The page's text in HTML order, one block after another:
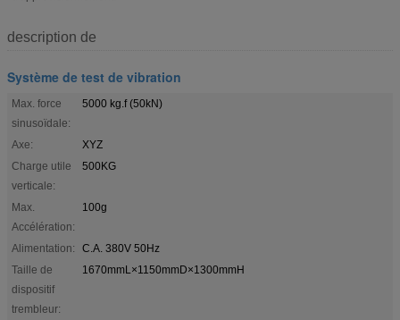
description de
Système de test de vibration
Max. force
sinusoïdale:
5000 kg.f (50kN)
Axe:
XYZ
Charge utile
verticale:
500KG
Max.
Accélération:
100g
Alimentation:
C.A. 380V 50Hz
Taille de
dispositif
trembleur:
1670mmL×1150mmD×1300mmH